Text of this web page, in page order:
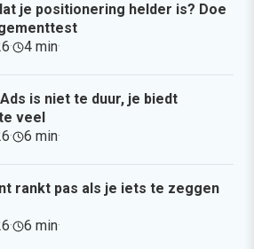
je positionering helder is? Doe
· 4 min·
is niet te duur, je biedt
veel
· 6 min·
rankt pas als je iets te zeggen
· 6 min·